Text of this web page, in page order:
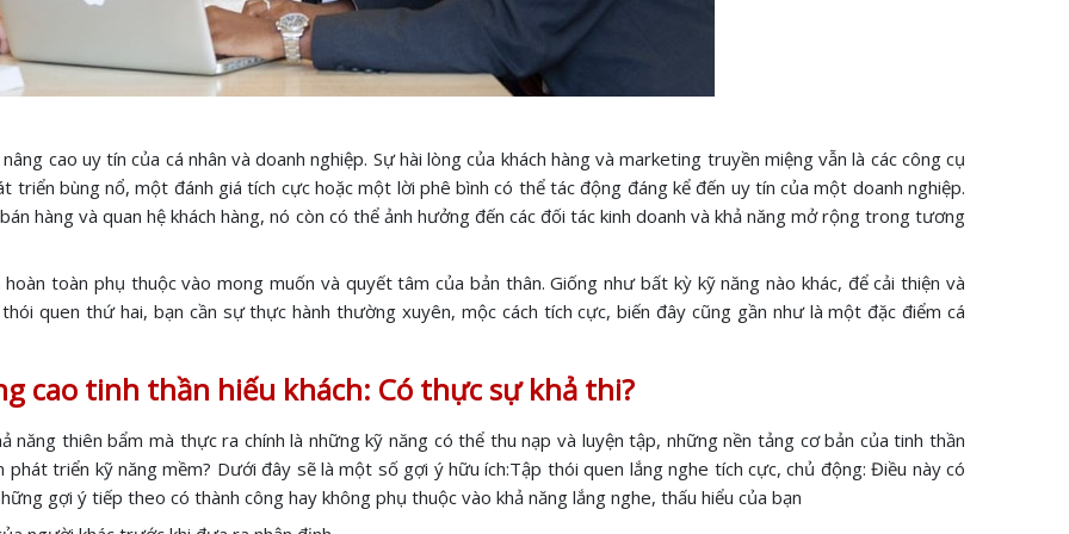
cao uy tín của cá nhân và doanh nghiệp. Sự hài lòng của khách hàng và marketing truyền miệng vẫn là các công cụ
bùng nổ, một đánh giá tích cực hoặc một lời phê bình có thể tác động đáng kể đến uy tín của một doanh nghiệp.
hàng và quan hệ khách hàng, nó còn có thể ảnh hưởng đến các đối tác kinh doanh và khả năng mở rộng trong tương
toàn phụ thuộc vào mong muốn và quyết tâm của bản thân. Giống như bất kỳ kỹ năng nào khác, để cải thiện và
quen thứ hai, bạn cần sự thực hành thường xuyên, mộc cách tích cực, biến đây cũng gần như là một đặc điểm cá
cao tinh thần hiếu khách: Có thực sự khả thi?
năng thiên bẩm mà thực ra chính là những kỹ năng có thể thu nạp và luyện tập, những nền tảng cơ bản của tinh thần
phát triển kỹ năng mềm? Dưới đây sẽ là một số gợi ý hữu ích:Tập thói quen lắng nghe tích cực, chủ động: Điều này có
gợi ý tiếp theo có thành công hay không phụ thuộc vào khả năng lắng nghe, thấu hiểu của bạn